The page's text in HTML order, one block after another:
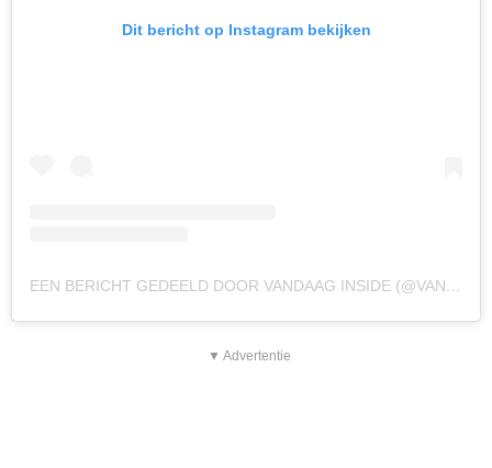
Dit bericht op Instagram bekijken
EEN BERICHT GEDEELD DOOR VANDAAG INSIDE (@VANDAAGINSIDE)
▼ Advertentie